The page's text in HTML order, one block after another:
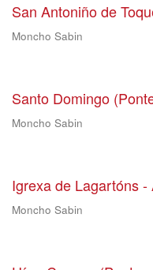
San Antoniño de
Moncho Sabin
Santo Domingo
Moncho Sabin
Igrexa de Lagartóns
Moncho Sabin